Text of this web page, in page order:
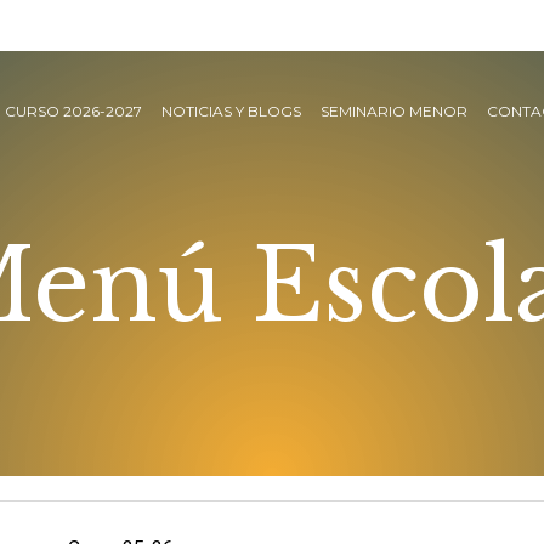
CURSO 2026-2027 NOTICIAS Y BLOGS SEMINARIO MENOR